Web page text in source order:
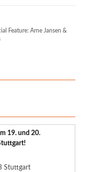
Feature: Arne Jansen &
19. und 20.
Stuttgart